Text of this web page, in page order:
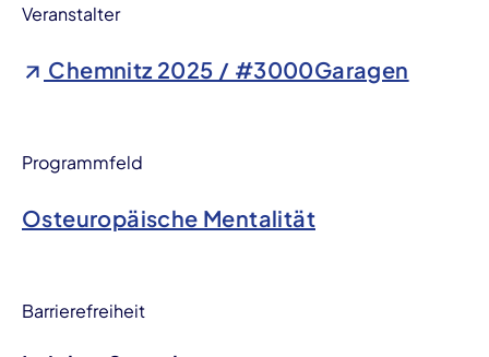
Veranstalter
Chemnitz 2025 / #3000Garagen
Programmfeld
Osteuropäische Mentalität
Barrierefreiheit